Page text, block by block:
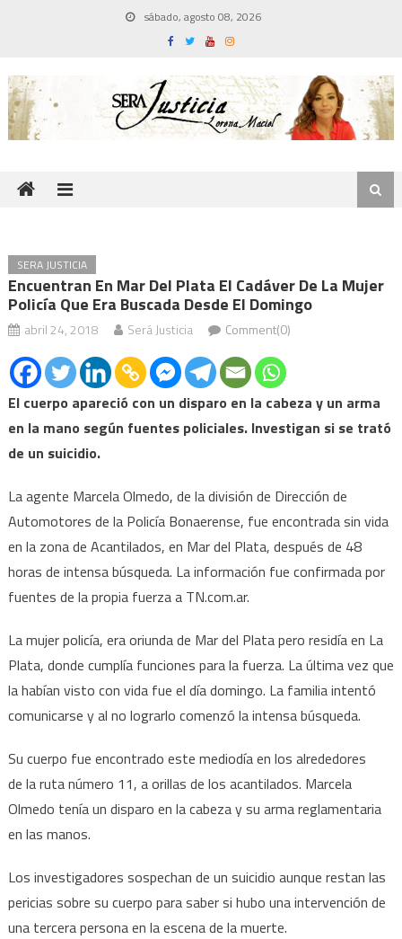
sábado, agosto 08, 2026
SERA JUSTICIA
Encuentran En Mar Del Plata El Cadáver De La Mujer
Policía Que Era Buscada Desde El Domingo
abril 24, 2018 Será Justicia Comment(0)
El cuerpo apareció con un disparo en la cabeza y un arma
en la mano según fuentes policiales. Investigan si se trató
de un suicidio.
La agente Marcela Olmedo, de la división de Dirección de
Automotores de la Policía Bonaerense, fue encontrada sin vida
en la zona de Acantilados, en Mar del Plata, después de 48
horas de intensa búsqueda. La información fue confirmada por
fuentes de la propia fuerza a TN.com.ar.
La mujer policía, era oriunda de Mar del Plata pero residía en La
Plata, donde cumplía funciones para la fuerza. La última vez que
la habían visto con vida fue el día domingo. La familia intentó
comunicarse y al no lograrlo comenzó la intensa búsqueda.
Su cuerpo fue encontrado este mediodía en los alrededores
de la ruta número 11, a orillas de los acantilados. Marcela
Olmedo tenía un disparo en la cabeza y su arma reglamentaria
en las manos.
Los investigadores sospechan de un suicidio aunque restan las
pericias sobre su cuerpo para saber si hubo una intervención de
una tercera persona en la escena de la muerte.